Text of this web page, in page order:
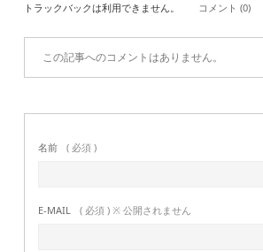
トラックバックは利用できません。 コメント (0)
この記事へのコメントはありません。
名前 ( 必須 )
E-MAIL ( 必須 ) ※ 公開されません